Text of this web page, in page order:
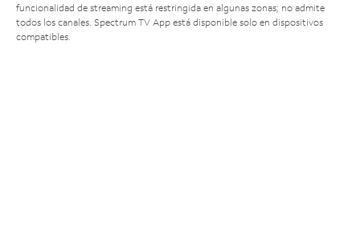
funcionalidad de streaming está restringida en algunas zonas; no admite
todos los canales. Spectrum TV App está disponible solo en dispositivos
compatibles.